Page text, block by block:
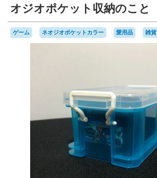
オジオポケット収納のこと
ゲーム ネオジオポケットカラー 愛用品 雑貨